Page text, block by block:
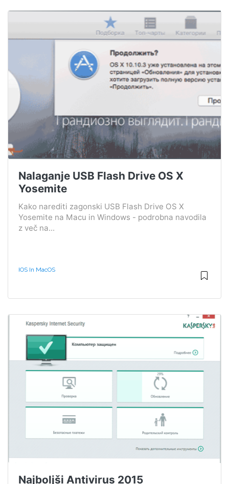
Nalaganje USB Flash Drive OS X
Yosemite
Kako narediti zagonski USB Flash Drive OS X
Yosemite na Macu in Windows - podrobna navodila
z več na...
IOS In MacOS
Najboljši Antivirus 2015